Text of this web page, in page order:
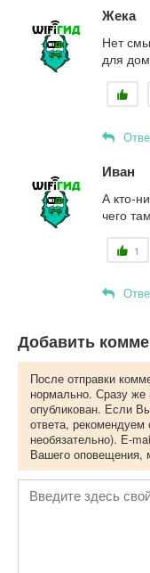
Жека
Нет
для
Иван
А кто-
чего
1
Добавить
После отправки
нормально. Сразу же
опубликован. Если
ответа, рекомендуем
необязательно). E-
Вашего оповещения,